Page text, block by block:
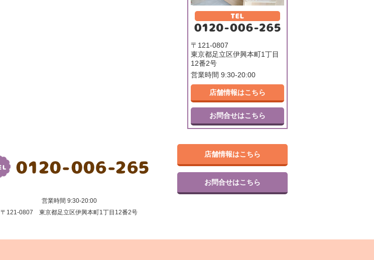
〒121-0807
東京都足立区伊興本町1丁目
12番2号
営業時間 9:30-20:00
店舗情報はこちら
お問合せはこちら
営業時間 9:30-20:00
〒121-0807 東京都足立区伊興本町1丁目12番2号
店舗情報はこちら
お問合せはこちら